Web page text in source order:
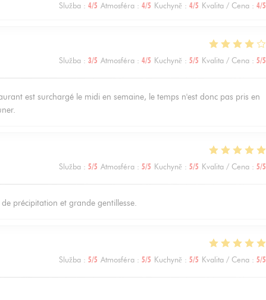
Služba : 4/5 Atmosféra : 4/5 Kuchyně : 4/5 Kvalita / Cena : 4/5
Služba : 3/5 Atmosféra : 4/5 Kuchyně : 5/5 Kvalita / Cena : 5/5
est surchargé le midi en semaine, le temps n'est donc pas pris en
Služba : 5/5 Atmosféra : 5/5 Kuchyně : 5/5 Kvalita / Cena : 5/5
précipitation et grande gentillesse.
Služba : 5/5 Atmosféra : 5/5 Kuchyně : 5/5 Kvalita / Cena : 5/5